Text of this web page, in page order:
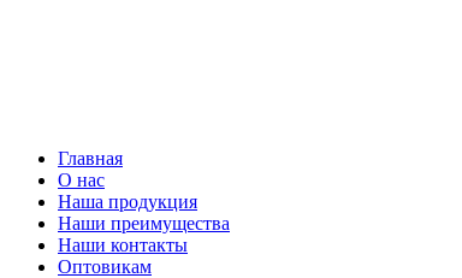
Главная
О нас
Наша продукция
Наши преимущества
Наши контакты
Оптовикам